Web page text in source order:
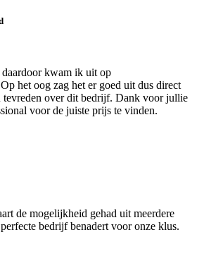
kwam ik uit op
het oog zag het er goed uit dus direct
tevreden over dit bedrijf. Dank voor jullie
voor de juiste prijs te vinden.
de mogelijkheid gehad uit meerdere
bedrijf benadert voor onze klus.